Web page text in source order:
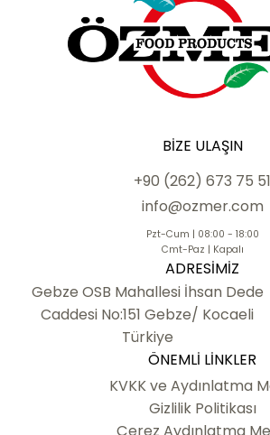
BIZE ULAŞIN
+90 (262) 673 75 51
info@ozmer.com
Pzt-Cum | 08:00 - 18:00
Cmt-Paz | Kapalı
ADRESIMIZ
Gebze OSB Mahallesi İhsan Dede
Caddesi No:151 Gebze/ Kocaeli
Türkiye
ÖNEMLI LINKLER
KVKK ve Aydınlatma
Gizlilik Politikası